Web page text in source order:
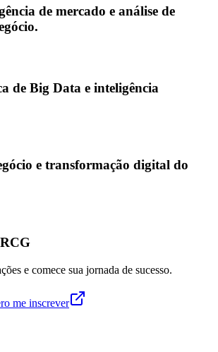
de mercado e análise de
de Big Data e inteligência
e transformação digital do
e comece sua jornada de sucesso.
me inscrever